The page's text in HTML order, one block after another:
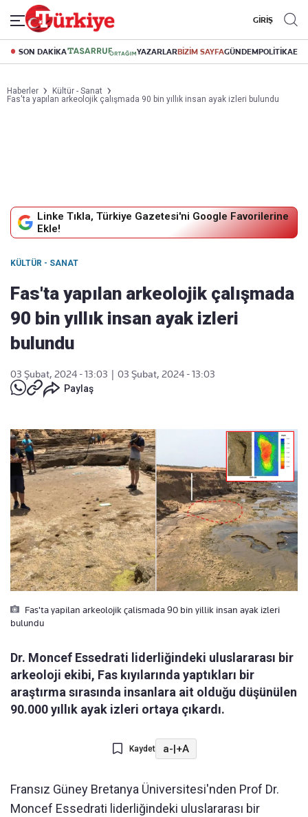
GİRİŞ
SON DAKİKA YAZARLARBİZİM SAYFAGÜNDEMPOLİTİKA
Haberler
Kültür - Sanat
Fas'ta yapılan arkeolojik çalışmada 90 bin yıllık insan ayak izleri bulundu
Linke Tıkla, Türkiye Gazetesi'ni Google Favorilerine
Ekle!
KÜLTÜR - SANAT
Fas'ta yapılan arkeolojik çalışmada
90 bin yıllık insan ayak izleri
bulundu
03 Şubat, 2024 - 13:03
03 Şubat, 2024 - 13:03
Paylaş
Fas'ta yapilan arkeolojik çalismada 90 bin yillik insan ayak izleri
bulundu
Dr. Moncef Essedrati liderliğindeki uluslararası bir
arkeoloji ekibi, Fas kıyılarında yaptıkları bir
araştırma sırasında insanlara ait olduğu düşünülen
90.000 yıllık ayak izleri ortaya çıkardı.
Kaydet a-|+A
Fransız Güney Bretanya Üniversitesi'nden Prof Dr.
Moncef Essedrati liderliğindeki uluslararası bir